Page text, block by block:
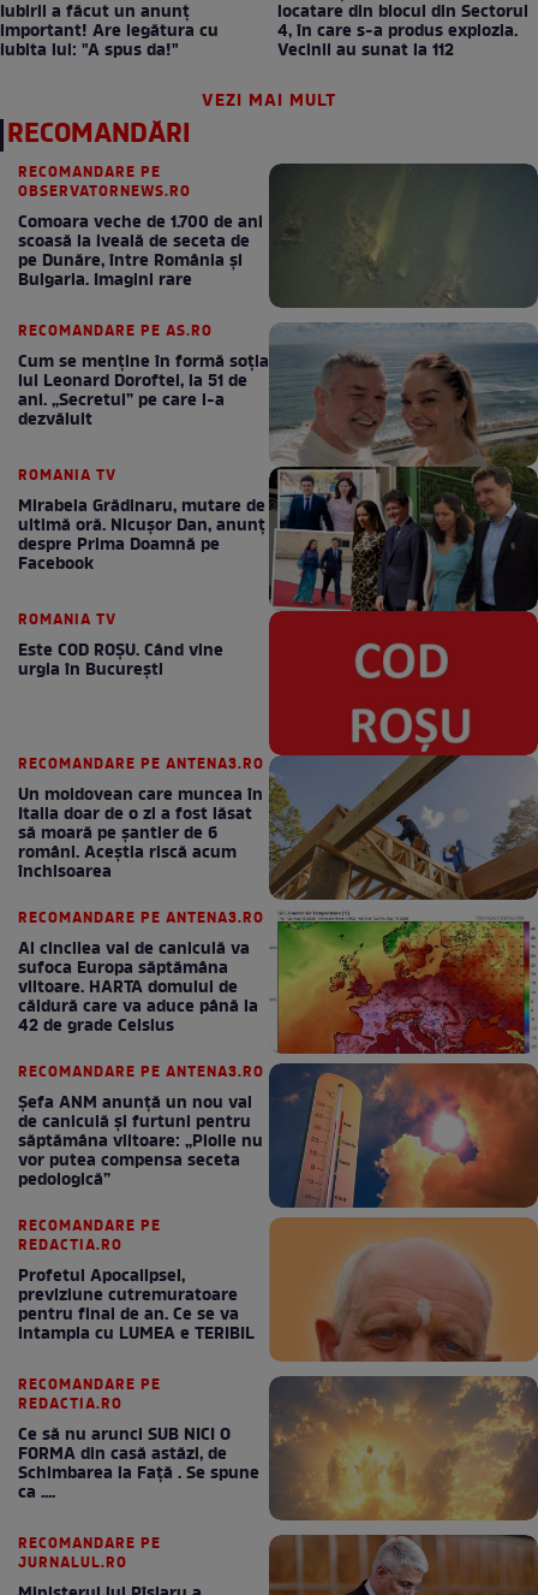
Iubirii a făcut un anunț
important! Are legătura cu
iubita lui: "A spus da!"
locatare din blocul din Sectorul
4, în care s-a produs explozia.
Vecinii au sunat la 112
VEZI MAI MULT
RECOMANDĂRI
RECOMANDARE PE
OBSERVATORNEWS.RO
Comoara veche de 1.700 de ani
scoasă la iveală de seceta de
pe Dunăre, între România şi
Bulgaria. Imagini rare
RECOMANDARE PE AS.RO
Cum se menţine în formă soţia
lui Leonard Doroftei, la 51 de
ani. „Secretul” pe care l-a
dezvăluit
ROMANIA TV
Mirabela Grădinaru, mutare de
ultimă oră. Nicuşor Dan, anunţ
despre Prima Doamnă pe
Facebook
ROMANIA TV
Este COD ROŞU. Când vine
urgia în Bucureşti
RECOMANDARE PE ANTENA3.RO
Un moldovean care muncea în
Italia doar de o zi a fost lăsat
să moară pe şantier de 6
români. Aceștia riscă acum
închisoarea
RECOMANDARE PE ANTENA3.RO
Al cincilea val de caniculă va
sufoca Europa săptămâna
viitoare. HARTA domului de
căldură care va aduce până la
42 de grade Celsius
RECOMANDARE PE ANTENA3.RO
Șefa ANM anunță un nou val
de caniculă și furtuni pentru
săptămâna viitoare: „Ploile nu
vor putea compensa seceta
pedologică”
RECOMANDARE PE
REDACTIA.RO
Profetul Apocalipsei,
previziune cutremuratoare
pentru final de an. Ce se va
intampla cu LUMEA e TERIBIL
RECOMANDARE PE
REDACTIA.RO
Ce să nu arunci SUB NICI O
FORMA din casă astăzi, de
Schimbarea la Față . Se spune
ca ....
RECOMANDARE PE
JURNALUL.RO